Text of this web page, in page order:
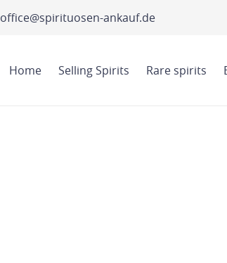
office@spirituosen-ankauf.de
Home Selling Spirits Rare spirits